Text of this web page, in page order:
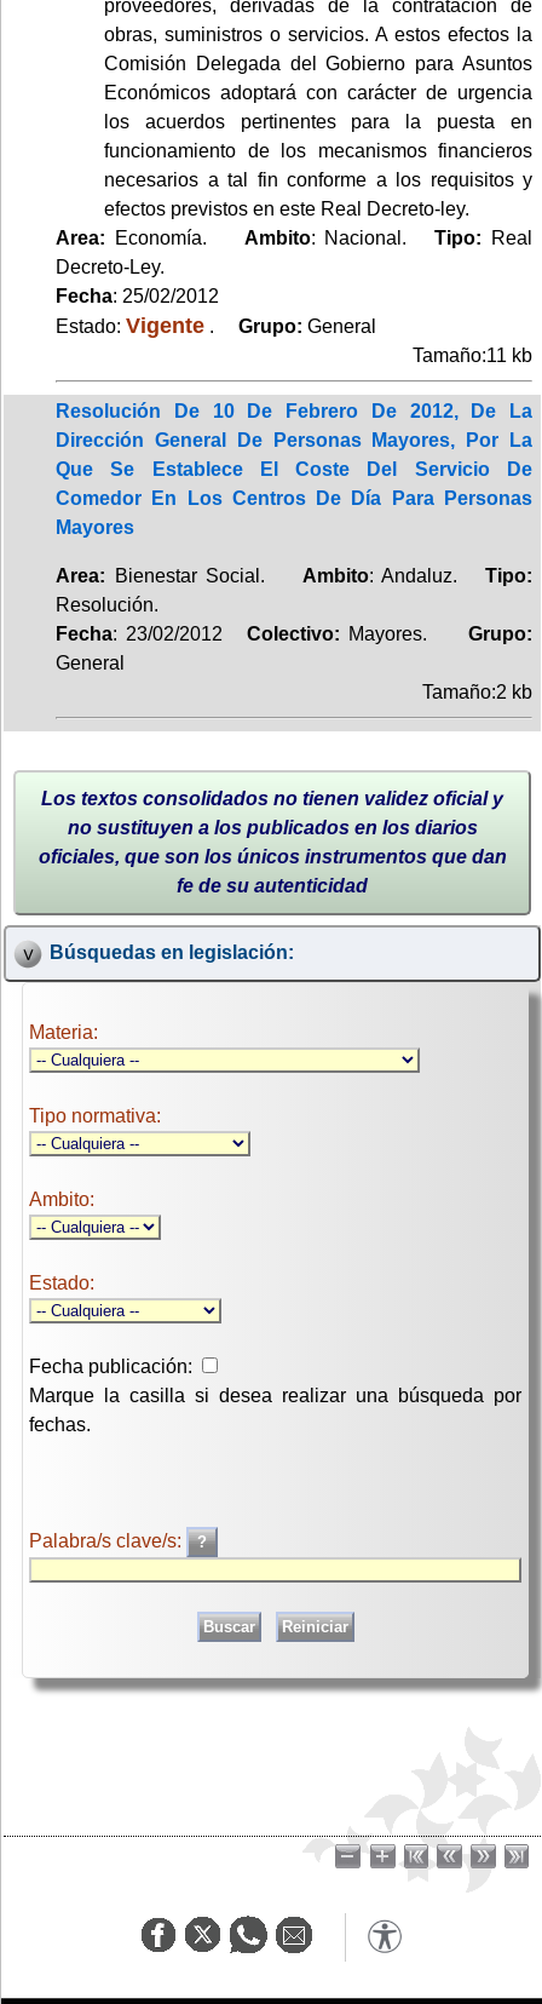
proveedores, derivadas de la contratación de
obras, suministros o servicios. A estos efectos la
Comisión Delegada del Gobierno para Asuntos
Económicos adoptará con carácter de urgencia
los acuerdos pertinentes para la puesta en
funcionamiento de los mecanismos financieros
necesarios a tal fin conforme a los requisitos y
efectos previstos en este Real Decreto-ley.
Area: Economía. Ambito: Nacional.Tipo:
Real
Decreto-Ley.
Fecha: 25/02/2012
Estado: Vigente . Grupo: General
Tamaño:11 kb
Resolución De 10 De Febrero De 2012, De La
Dirección General De Personas Mayores, Por La
Que Se Establece El Coste Del Servicio De
Comedor En Los Centros De Día Para Personas
Mayores
Area: Bienestar Social. Ambito: Andaluz.Tipo:
Resolución.
Fecha: 23/02/2012 Colectivo: Mayores.
Grupo:
General
Tamaño:2 kb
Los textos consolidados no tienen validez oficial y
no sustituyen a los publicados en los diarios
oficiales, que son los únicos instrumentos que dan
fe de su autenticidad
Búsquedas en legislación:
Materia:
Tipo normativa:
Ambito:
Estado:
Fecha publicación:
Marque la casilla si desea realizar una búsqueda por
fechas.
Palabra/s clave/s: